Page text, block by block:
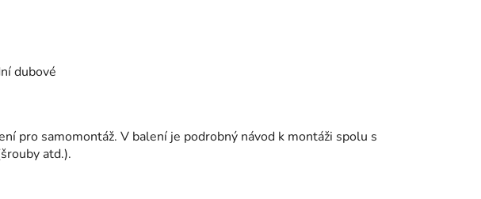
dubové
pro samomontáž. V balení je podrobný návod k montáži spolu s
atd.).